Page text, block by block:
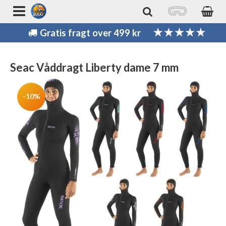
Gratis fragt over 499 kr
Seac Våddragt Liberty dame 7 mm
-10%